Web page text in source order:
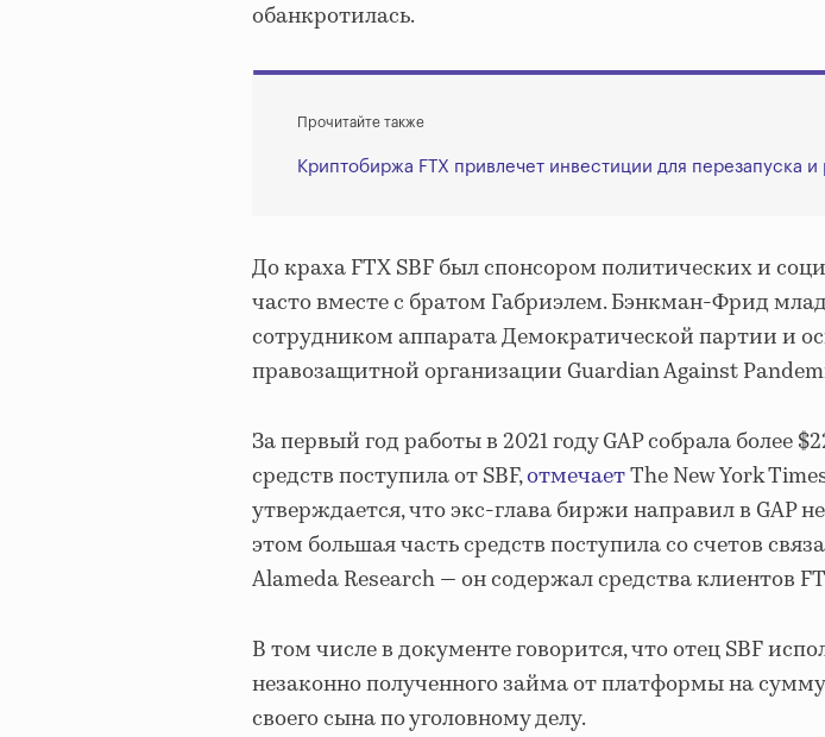
обанкротилась.
Прочитайте также
Криптобиржа FTX привлечет инвестиции для перезапуска и
До краха FTX SBF был спонсором политических и
часто вместе с братом Габриэлем. Бэнкман-Фрид
сотрудником аппарата Демократической партии и
правозащитной организации Guardian Against
За первый год работы в 2021 году GAP собрала более
средств поступила от SBF,отмечаетThe New York
утверждается, что экс-глава биржи направил в GAP
этом большая часть средств поступила со счетов
Alameda Research — он содержал средства клиентов
В том числе в документе говорится, что отец SBF
незаконно полученного займа от платформы на
своего сына по уголовному делу.